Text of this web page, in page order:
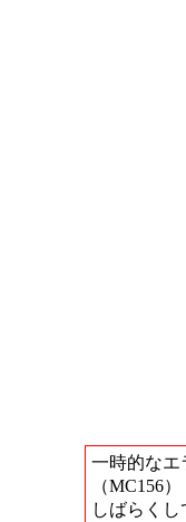
一時的なエ
（MC156）
しばらく